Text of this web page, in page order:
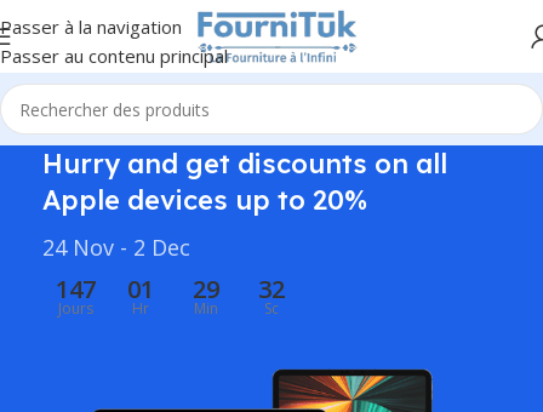
Passer à la navigation
Passer au contenu principal
Hurry and get discounts on all
Apple devices up to 20%
24 Nov - 2 Dec
147
Jours
01
Hr
29
Min
32
Sc